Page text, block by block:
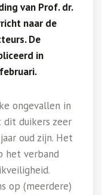
van Prof. dr.
naar de
De
in
ongevallen in
duikers zeer
oud zijn. Het
het verband
op (meerdere)